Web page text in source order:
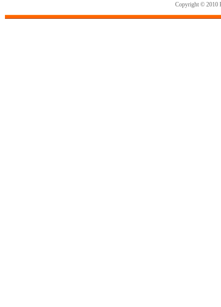
Copyright © 2010